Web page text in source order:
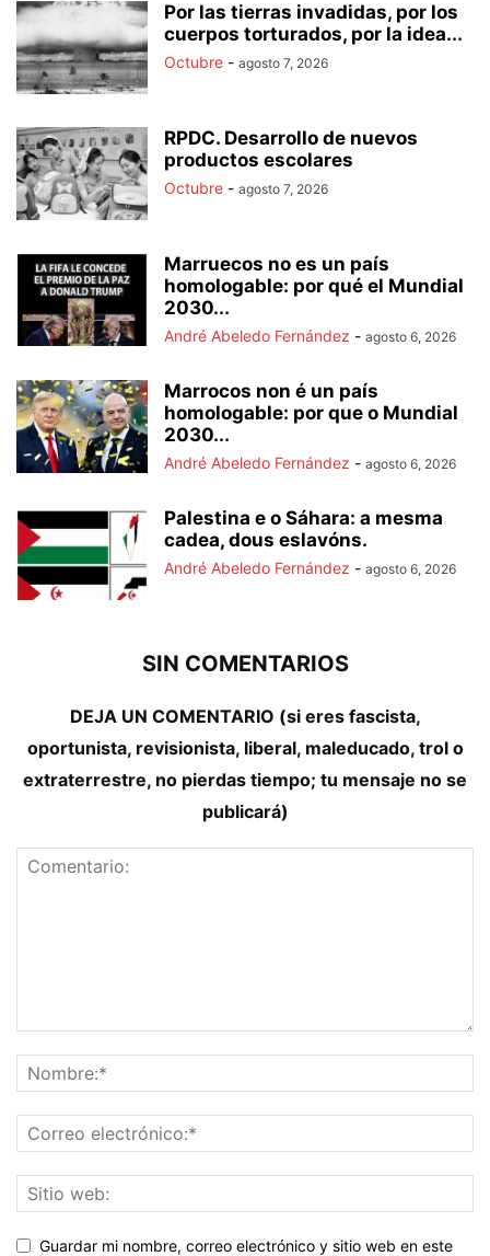
Por las tierras invadidas, por los
cuerpos torturados, por la idea...
Octubre - agosto 7, 2026
RPDC. Desarrollo de nuevos
productos escolares
Octubre - agosto 7, 2026
Marruecos no es un país
homologable: por qué el Mundial
2030...
André Abeledo Fernández - agosto 6, 2026
Marrocos non é un país
homologable: por que o Mundial
2030...
André Abeledo Fernández - agosto 6, 2026
Palestina e o Sáhara: a mesma
cadea, dous eslavóns.
André Abeledo Fernández - agosto 6, 2026
SIN COMENTARIOS
DEJA UN COMENTARIO (si eres fascista,
oportunista, revisionista, liberal, maleducado, trol o
extraterrestre, no pierdas tiempo; tu mensaje no se
publicará)
Guardar mi nombre, correo electrónico y sitio web en este